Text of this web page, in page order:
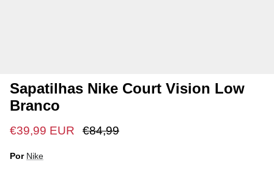
Sapatilhas Nike Court Vision Low
Branco
€39,99 EUR €84,99
Por Nike